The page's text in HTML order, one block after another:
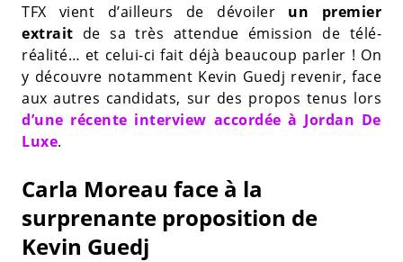
TFX vient d’ailleurs de dévoiler un premier
extrait de sa très attendue émission de télé-
réalité… et celui-ci fait déjà beaucoup parler ! On
y découvre notamment Kevin Guedj revenir, face
aux autres candidats, sur des propos tenus lors
d’une récente interview accordée à Jordan De
Luxe.
Carla Moreau face à la
surprenante proposition de
Kevin Guedj